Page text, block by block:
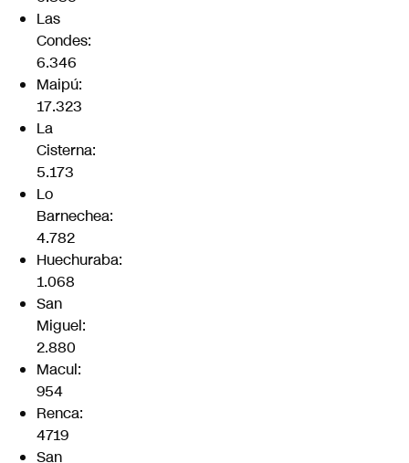
Las
Condes:
6.346
Maipú:
17.323
La
Cisterna:
5.173
Lo
Barnechea:
4.782
Huechuraba:
1.068
San
Miguel:
2.880
Macul:
954
Renca:
4719
San